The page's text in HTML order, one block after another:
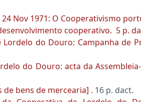
24 Nov 1971: O Cooperativismo
cooperativo. 5 p.
Lordelo do Douro: Campanha de
do Douro: acta da
de bens de mercearia] . 16 p. dact.